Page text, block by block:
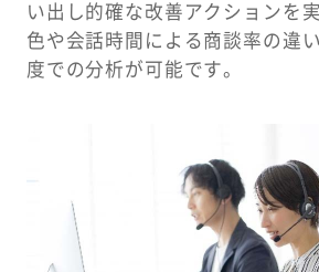
い出し的確な改善アクションを
色や会話時間による商談率の違
度での分析が可能です。